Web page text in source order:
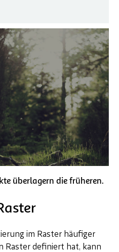
überlagern die früheren.
im Raster häufiger
Raster definiert hat, kann